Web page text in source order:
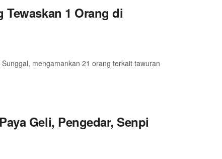
Tewaskan 1 Orang di
mengamankan 21 orang terkait tawuran
Geli, Pengedar, Senpi